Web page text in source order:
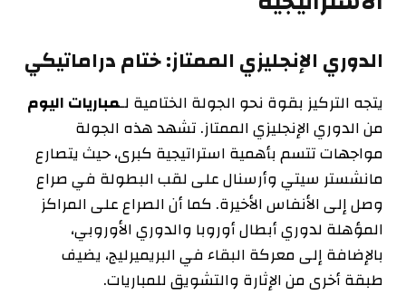
الدوري الإنجليزي الممتاز: ختام دراماتيكي
يتجه التركيز بقوة نحو الجولة الختامية لـمباريات اليوم
من الدوري الإنجليزي الممتاز. تشهد هذه الجولة
مواجهات تتسم بأهمية استراتيجية كبرى، حيث يتصارع
مانشستر سيتي وأرسنال على لقب البطولة في صراع
وصل إلى الأنفاس الأخيرة. كما أن الصراع على المراكز
المؤهلة لدوري أبطال أوروبا والدوري الأوروبي،
بالإضافة إلى معركة البقاء في البريميرليج، يضيف
طبقة أخرى من الإثارة والتشويق للمباريات.